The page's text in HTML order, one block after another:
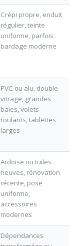
Crépi propre, enduit
régulier, teinte
uniforme, parfois
bardage moderne
PVC ou alu, double
vitrage, grandes
baies, volets
roulants, tablettes
larges
Ardoise ou tuiles
neuves, rénovation
récente, pose
uniforme,
accessoires
modernes
Dépendances